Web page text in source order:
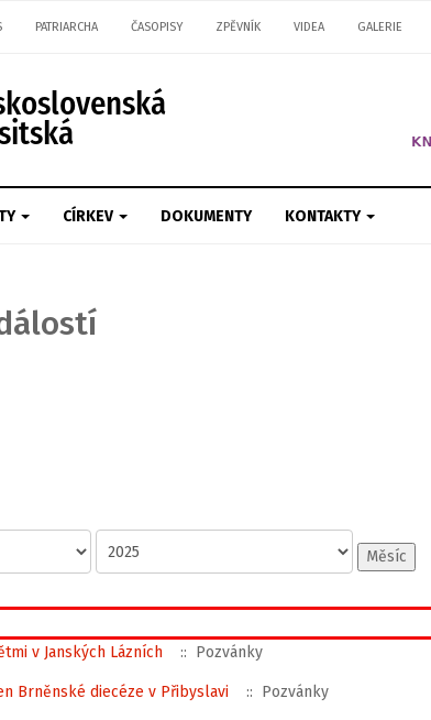
PATRIARCHA ČASOPISY ZPĚVNÍK VIDEA GALERIE
CÍRKEV DOKUMENTY KONTAKTY
Měsíc
v Janských Lázních
:: Pozvánky
Brněnské diecéze v Přibyslavi :: Pozvánky